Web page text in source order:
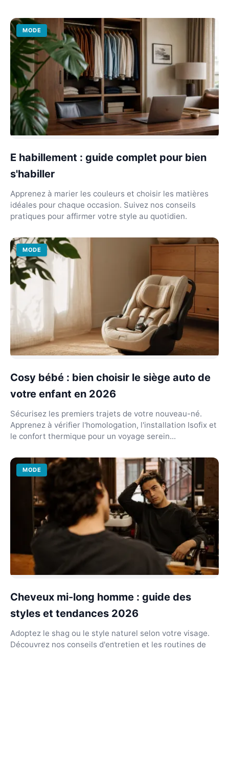
MODE
E habillement : guide complet pour bien
s'habiller
Apprenez à marier les couleurs et choisir les matières
idéales pour chaque occasion. Suivez nos conseils
pratiques pour affirmer votre style au quotidien.
MODE
Cosy bébé : bien choisir le siège auto de
votre enfant en 2026
Sécurisez les premiers trajets de votre nouveau-né.
Apprenez à vérifier l'homologation, l'installation Isofix et
le confort thermique pour un voyage serein...
MODE
Cheveux mi-long homme : guide des
styles et tendances 2026
Adoptez le shag ou le style naturel selon votre visage.
Découvrez nos conseils d'entretien et les routines de